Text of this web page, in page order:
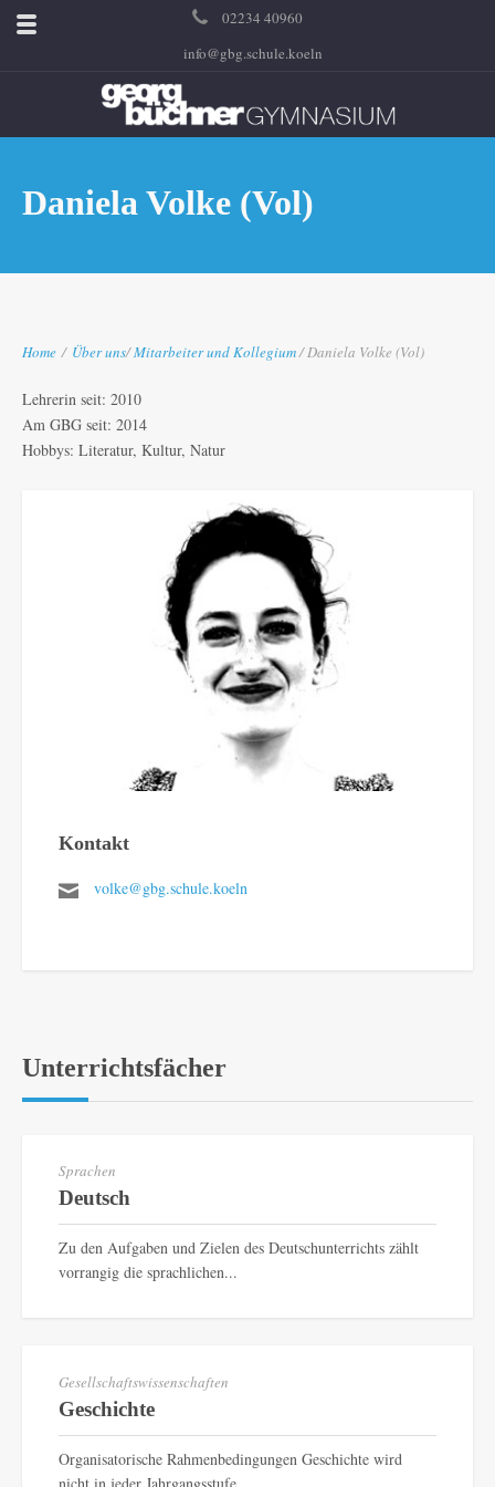
02234 40960
info@gbg.schule.koeln
Daniela Volke (Vol)
Home / Über uns/Mitarbeiter und Kollegium/ Daniela Volke (Vol)
Lehrerin seit: 2010
Am GBG seit: 2014
Hobbys: Literatur, Kultur, Natur
Kontakt
volke@gbg.schule.koeln
Unterrichtsfächer
Sprachen
Deutsch
Zu den Aufgaben und Zielen des Deutschunterrichts zählt
vorrangig die sprachlichen...
Gesellschaftswissenschaften
Geschichte
Organisatorische Rahmenbedingungen Geschichte wird